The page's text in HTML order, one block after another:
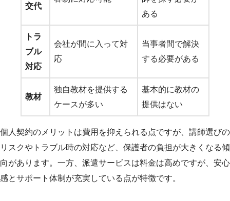
交代
ある
トラ
ブル
対応
会社が間に入って対
応
当事者間で解決
する必要がある
教材
独自教材を提供する
ケースが多い
基本的に教材の
提供はない
個人契約のメリットは費用を抑えられる点ですが、講師選びの
リスクやトラブル時の対応など、保護者の負担が大きくなる傾
向があります。一方、派遣サービスは料金は高めですが、安心
感とサポート体制が充実している点が特徴です。